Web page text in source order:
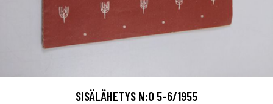
SISÄLÄHETYS N:O 5-6/1955